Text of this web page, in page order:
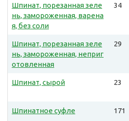
Шпинат, порезанная зеле
нь, замороженная, варена
я, без соли
34
Шпинат, порезанная зеле
нь, замороженная, неприг
отовленная
29
Шпинат, сырой 23
Шпинатное суфле 171